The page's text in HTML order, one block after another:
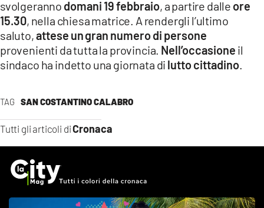
TAG SAN COSTANTINO CALABRO
Tutti gli articoli diCronaca
svolgeranno domani 19 febbraio, a partire dalle ore
15.30, nella chiesa matrice. A rendergli l’ultimo
saluto,attese ungran numero di persone
provenienti da tutta la provincia. Nell’occasione il
sindaco ha indetto una giornata di lutto cittadino